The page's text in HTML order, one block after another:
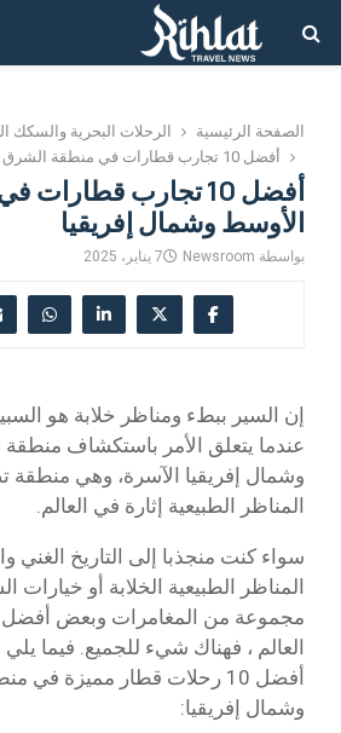
الصفحة الرئيسية
الرحلات البحرية والسكك
أفضل 10 تجارب قطارات في منطقة الشرق الأوسط وشمال إفريقيا
أفضل 10 تجارب
الأوسط وشمال إفريقيا
بواسطة Newsroom 7 يناير، 2025
إن السير ببطء ومناظر خلابة هو
عندما يتعلق الأمر باستكشاف
وشمال إفريقيا الآسرة، وهي منطقة
المناظر الطبيعية إثارة في العالم.
سواء كنت منجذبا إلى التاريخ الغني
المناظر الطبيعية الخلابة أو خيارات
مجموعة من المغامرات وبعض أفضل
العالم ، فهناك شيء للجميع. فيما
أفضل 10 رحلات قطار مميزة
وشمال إفريقيا: